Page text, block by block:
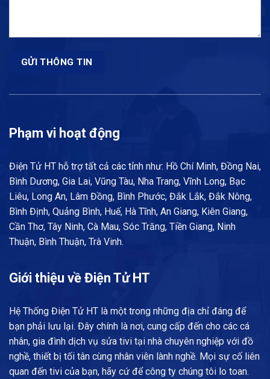
Phạm vi hoạt động
Điện Tử HT hỗ trợ tất cả các tỉnh như: Hồ Chí Minh, Đồng Nai,
Bình Dương, Gia Lai, Vũng Tàu, Nha Trang, Vĩnh Long, Bạc
Liêu, Long An, Lâm Đồng, Bình Phước, Đắk Lắk, Đắk Nông,
Bình Định, Quảng Bình, Huế, Hà Tĩnh, An Giang, Kiên Giang,
Cần Thơ, Tây Ninh, Cà Mau, Sóc Trăng, Tiền Giang, Ninh
Thuận, Bình Thuận, Trà Vinh.
Giới thiệu về Điện Tử HT
Hệ Thống Điện Tử HT là một trong những địa chỉ đáng để
bạn phải lưu lại. Đây chính là nơi, cung cấp đến cho các cá
nhân, gia đình dịch vụ sửa tivi tại nhà chuyên nghiệp với đồ
nghề, thiết bị tối tân cùng nhân viên lành nghề. Mọi sự cố liên
quan đến tivi của bạn, hãy cứ để công ty chúng tôi lo toan.